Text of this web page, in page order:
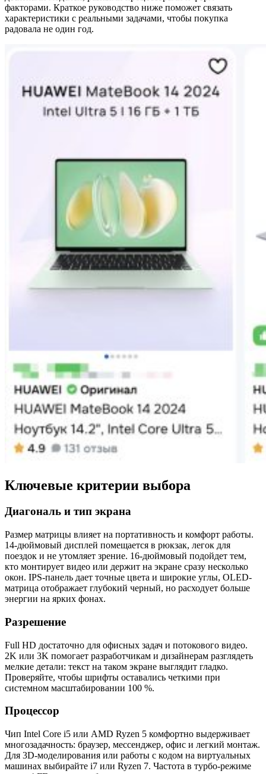
факторами. Краткое руководство ниже поможет связать
характеристики с реальными задачами, чтобы покупка
радовала не один год.
Ключевые критерии выбора
Диагональ и тип экрана
Размер матрицы влияет на портативность и комфорт работы.
14-дюймовый дисплей помещается в рюкзак, легок для
поездок и не утомляет зрение. 16-дюймовый подойдет тем,
кто монтирует видео или держит на экране сразу несколько
окон. IPS-панель дает точные цвета и широкие углы, OLED-
матрица отображает глубокий черный, но расходует больше
энергии на ярких фонах.
Разрешение
Full HD достаточно для офисных задач и потокового видео.
2K или 3K помогает разработчикам и дизайнерам разглядеть
мелкие детали: текст на таком экране выглядит гладко.
Проверяйте, чтобы шрифты оставались четкими при
системном масштабировании 100 %.
Процессор
Чип Intel Core i5 или AMD Ryzen 5 комфортно выдерживает
многозадачность: браузер, мессенджер, офис и легкий монтаж.
Для 3D-моделирования или работы с кодом на виртуальных
машинах выбирайте i7 или Ryzen 7. Частота в турбо-режиме